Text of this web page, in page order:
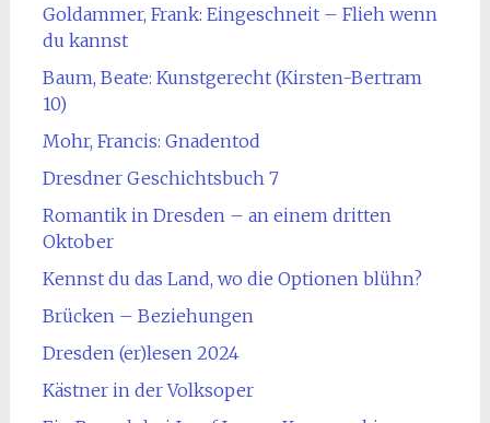
Goldammer, Frank: Eingeschneit – Flieh wenn
du kannst
Baum, Beate: Kunstgerecht (Kirsten-Bertram
10)
Mohr, Francis: Gnadentod
Dresdner Geschichtsbuch 7
Romantik in Dresden – an einem dritten
Oktober
Kennst du das Land, wo die Optionen blühn?
Brücken – Beziehungen
Dresden (er)lesen 2024
Kästner in der Volksoper